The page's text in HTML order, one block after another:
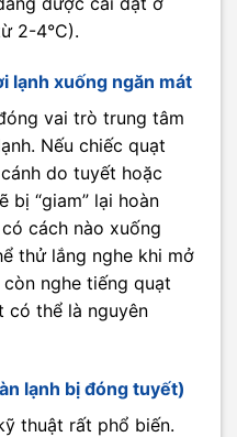
2-4°C).
lạnh xuống ngăn mát
vai trò trung tâm
Nếu chiếc quạt
do tuyết hoặc
bị “giam” lại hoàn
cách nào xuống
thử lắng nghe khi mở
nghe tiếng quạt
có thể là nguyên
lạnh bị đóng tuyết)
thuật rất phổ biến.